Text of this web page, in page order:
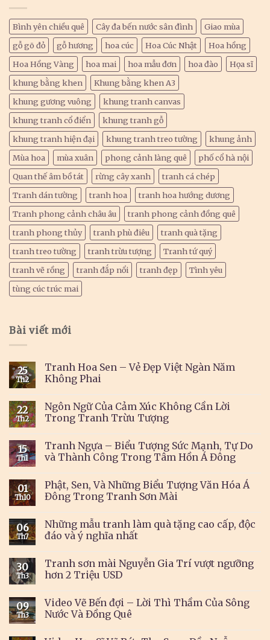
Bình yên chiều quê Cây đa bến nước sân đình
Giao mùa
gỗ gõ đỏ
gỗ hương hoa cúc Hoa Cúc Nhật
Hoa hồng
Hoa Hồng Vàng
hoa mai hoa mẫu đơn hoa đào
Họa sĩ
khung bằng khen
Khung bằng khen A3
khung gương vuông
khung tranh canvas
khung tranh cổ điển
khung tranh gỗ
khung tranh hiện đại
khung tranh treo tường
khung ảnh
Mùa hoa
mùa xuân phong cảnh làng quê
phố cổ hà nội
Quan thế âm bồ tát
rừng cây xanh
tranh cá chép
Tranh dán tường
tranh hoa
tranh hoa hướng dương
Tranh phong cảnh châu âu
tranh phong cảnh đồng quê
tranh phong thủy
tranh phù điêu
tranh quà tặng
tranh treo tường
tranh trừu tượng
Tranh tứ quý
tranh vẽ rồng
tranh đắp nổi tranh đẹp
Tình yêu
tùng cúc trúc mai
Bài viết mới
25
Th2
Tranh Hoa Sen – Vẻ Đẹp Việt Ngàn Năm
Không Phai
22
Th2
Ngôn Ngữ Của Cảm Xúc Không Cần Lời
Trong Tranh Trừu Tượng
15
Th1
Tranh Ngựa – Biểu Tượng Sức Mạnh, Tự Do
và Thành Công Trong Tâm Hồn Á Đông
01
Th10
Phật, Sen, Và Những Biểu Tượng Văn Hóa Á
Đông Trong Tranh Sơn Mài
06
Th7
Những mẫu tranh làm quà tặng cao cấp, độc
đáo và ý nghĩa nhất
30
Th3
Tranh sơn mài Nguyễn Gia Trí vượt ngưỡng
hơn 2 Triệu USD
09
Th3
Video Vẽ Bến đợi – Lời Thì Thầm Của Sông
Nước Và Đồng Quê